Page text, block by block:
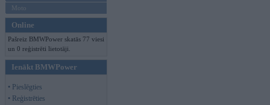
Moto
Online
Pašreiz BMWPower skatās 77 viesi
un 0 reģistrēti lietotāji.
Ienākt BMWPower
• Pieslēgties
• Reģistrēties